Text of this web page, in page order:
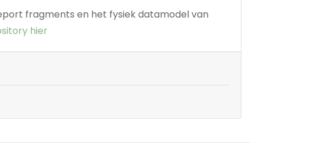
fragments en het fysiek datamodel van
hier